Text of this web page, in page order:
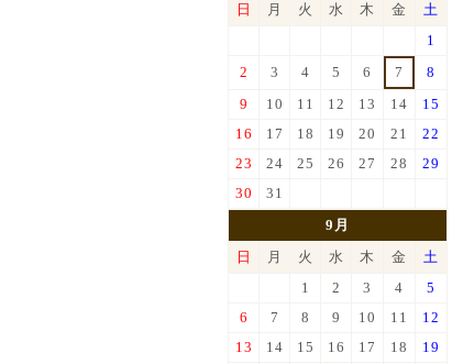
日
月 火 水 木 金
土
1
2
3 4 5 6 7
8
9
10 11 12 13 14
15
16
17 18 19 20 21
22
23
24 25 26 27 28
29
30
31
9月
日
月 火 水 木 金
土
1
2 3 4
5
6
7 8 9 10 11
12
13
14 15 16 17 18
19